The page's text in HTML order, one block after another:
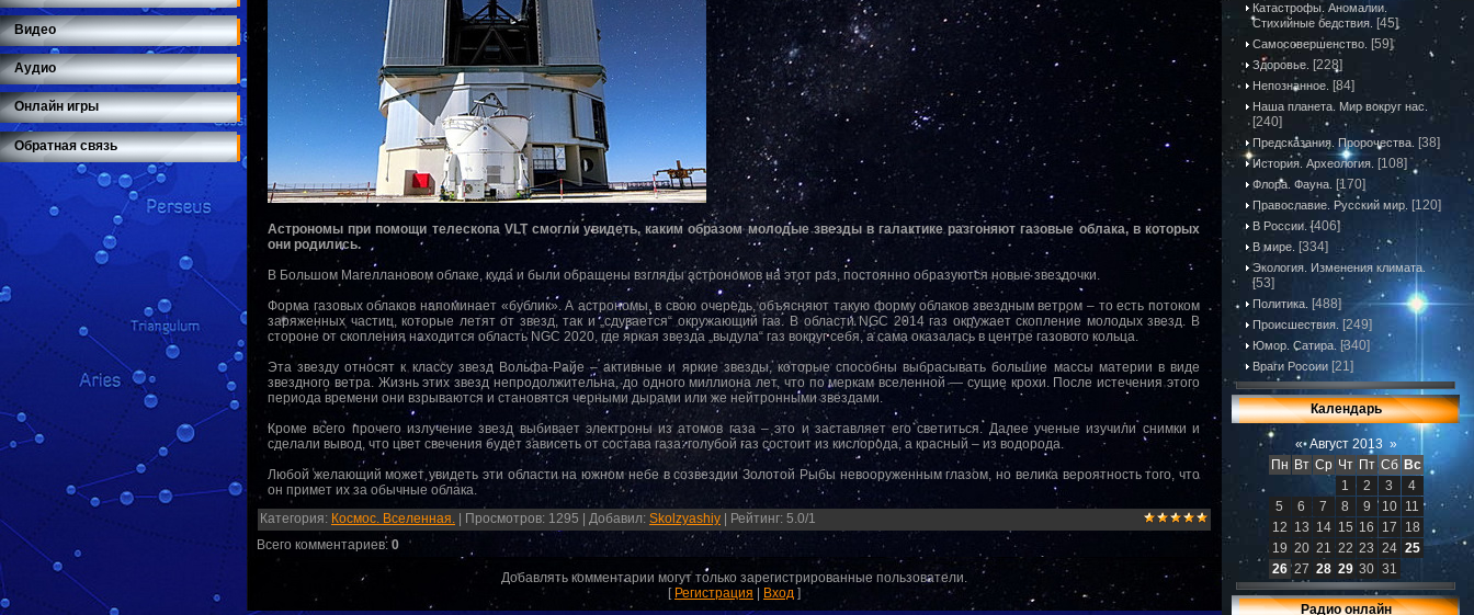
Видео
Аудио
Онлайн игры
Обратная связь
Астрономы при помощи телескопа VLT смогли увидеть, каким образом молодые звезды в галактике разгоняют газовые облака, в которых
они родились.
В Большом Магеллановом облаке, куда и были обращены взгляды астрономов на этот раз, постоянно образуются новые звездочки.
Форма газовых облаков напоминает «бублик». А астрономы, в свою очередь, объясняют такую форму облаков звездным ветром – то есть потоком
заряженных частиц, которые летят от звезд, так и „сдувается“ окружающий газ. В области NGC 2014 газ окружает скопление молодых звезд. В
стороне от скопления находится область NGC 2020, где яркая звезда „выдула“ газ вокруг себя, а сама оказалась в центре газового кольца.
Эта звезду относят к классу звезд Вольфа-Райе – активные и яркие звезды, которые способны выбрасывать большие массы материи в виде
звездного ветра. Жизнь этих звезд непродолжительна, до одного миллиона лет, что по меркам вселенной — сущие крохи. После истечения этого
периода времени они взрываются и становятся черными дырами или же нейтронными звездами.
Кроме всего прочего излучение звезд выбивает электроны из атомов газа – это и заставляет его светиться. Далее ученые изучили снимки и
сделали вывод, что цвет свечения будет зависеть от состава газа: голубой газ состоит из кислорода, а красный – из водорода.
Любой желающий может увидеть эти области на южном небе в созвездии Золотой Рыбы невооруженным глазом, но велика вероятность того, что
он примет их за обычные облака.
Категория: Космос. Вселенная. Просмотров: 1295 Добавил: Skolzyashiy Рейтинг: 5.0/1
Всего комментариев: 0
Добавлять комментарии могут только зарегистрированные пользователи.
[ Регистрация Вход ]
Катастрофы. Аномалии.
Стихийные бедствия.
[45]
Самосовершенство. [59]
Здоровье. [228]
Непознанное. [84]
Наша планета. Мир вокруг нас.
[240]
Предсказания. Пророчества. [38]
История. Археология. [108]
Флора. Фауна. [170]
Православие. Русский мир. [120]
В России. [406]
В мире. [334]
Экология. Изменения климата.
[53]
Политика. [488]
Происшествия. [249]
Юмор. Сатира. [340]
Враги России [21]
Календарь
« Август 2013 »
Пн Вт Ср Чт Пт Сб Вс
1
2 3
4
5
6 7 8 9 10
11
12 13 14 15 16 17
18
19 20 21 22 23 24 25
26 27 28 29 30 31
Радио онлайн